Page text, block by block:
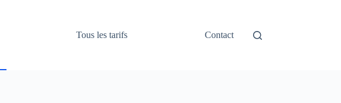
Tous les tarifs Contact